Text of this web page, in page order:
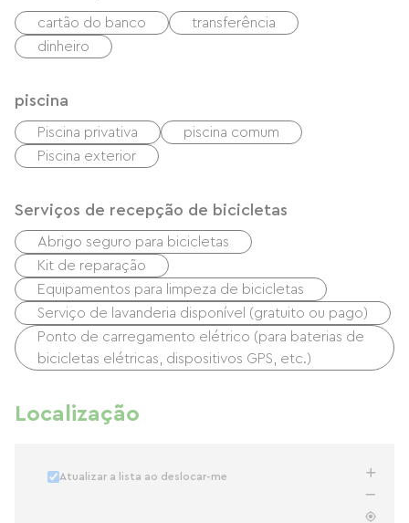
cartão do banco
transferência
dinheiro
piscina
Piscina privativa
piscina comum
Piscina exterior
Serviços de recepção de bicicletas
Abrigo seguro para bicicletas
Kit de reparação
Equipamentos para limpeza de bicicletas
Serviço de lavanderia disponível (gratuito ou pago)
Ponto de carregamento elétrico (para baterias de
bicicletas elétricas, dispositivos GPS, etc.)
Localização
Atualizar a lista ao deslocar-me